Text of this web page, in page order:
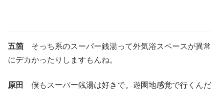
五箇 そっち系のスーパー銭湯って外気浴スペースが異常
にデカかったりしますもんね。
原田
僕もスーパー銭湯は好きで。遊園地感覚で行くんだ